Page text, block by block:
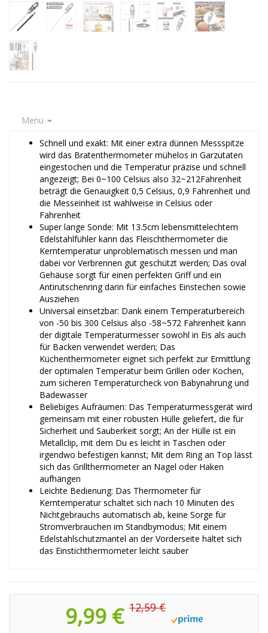
Menu
Schnell und exakt: Mit einer extra dünnen Messspitze
wird das Bratenthermometer mühelos in Garzutaten
eingestochen und die Temperatur präzise und schnell
angezeigt; Bei 0~100 Celsius also 32~212Fahrenheit
beträgt die Genauigkeit 0,5 Celsius, 0,9 Fahrenheit und
die Messeinheit ist wahlweise in Celsius oder
Fahrenheit
Super lange Sonde: Mit 13.5cm lebensmittelechtem
Edelstahlfühler kann das Fleischthermometer die
Kerntemperatur unproblematisch messen und man
dabei vor Verbrennen gut geschützt werden; Das oval
Gehäuse sorgt für einen perfekten Griff und ein
Antirutschenring darin für einfaches Einstechen sowie
Ausziehen
Universal einsetzbar: Dank einem Temperaturbereich
von -50 bis 300 Celsius also -58~572 Fahrenheit kann
der digitale Temperaturmesser sowohl in Eis als auch
für Backen verwendet werden; Das
Küchenthermometer eignet sich perfekt zur Ermittlung
der optimalen Temperatur beim Grillen oder Kochen,
zum sicheren Temperaturcheck von Babynahrung und
Badewasser
Beliebiges Aufräumen: Das Temperaturmessgerät wird
gemeinsam mit einer robusten Hülle geliefert, die für
Sicherheit und Sauberkeit sorgt; An der Hülle ist ein
Metallclip, mit dem Du es leicht in Taschen oder
irgendwo befestigen kannst; Mit dem Ring an Top lässt
sich das Grillthermometer an Nagel oder Haken
aufhängen
Leichte Bedienung: Das Thermometer für
Kerntemperatur schaltet sich nach 10 Minuten des
Nichtgebrauchs automatisch ab, keine Sorge für
Stromverbrauchen im Standbymodus; Mit einem
Edelstahlschutzmantel an der Vorderseite hältet sich
das Einstichthermometer leicht sauber
9,99 € 12,59 €